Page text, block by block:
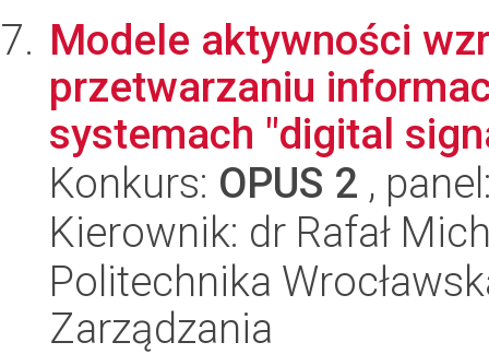
Modele aktywności
przetwarzaniu
systemach "digital
Konkurs: OPUS 2 ,
Kierownik: dr Rafał
Politechnika
Zarządzania